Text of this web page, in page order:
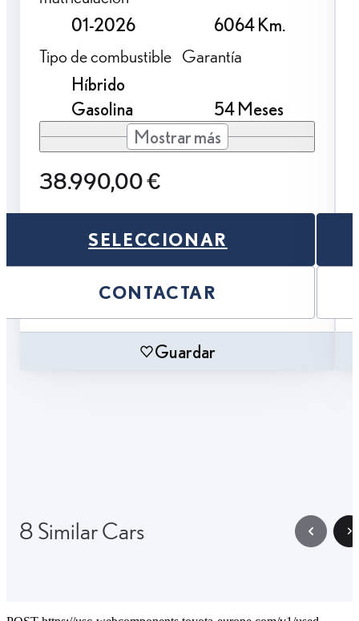
01-2026
6064 Km.
Tipo de combustible
Híbrido
Gasolina
Garantía
54 Meses
Mostrar más
38.990,00 €
SELECCIONAR
CONTACTAR
Guardar
8 Similar Cars